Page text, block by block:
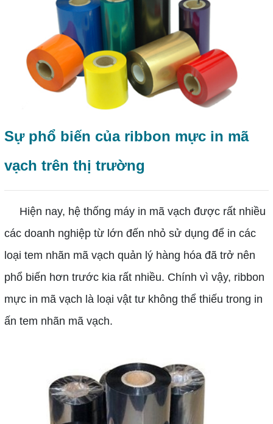
Sự phổ biến của ribbon mực in mã
vạch trên thị trường
Hiện nay, hệ thống máy in mã vạch được rất nhiều
các doanh nghiệp từ lớn đến nhỏ sử dụng để in các
loại tem nhãn mã vạch quản lý hàng hóa đã trở nên
phổ biến hơn trước kia rất nhiều. Chính vì vậy, ribbon
mực in mã vạch là loại vật tư không thể thiếu trong in
ấn tem nhãn mã vạch.